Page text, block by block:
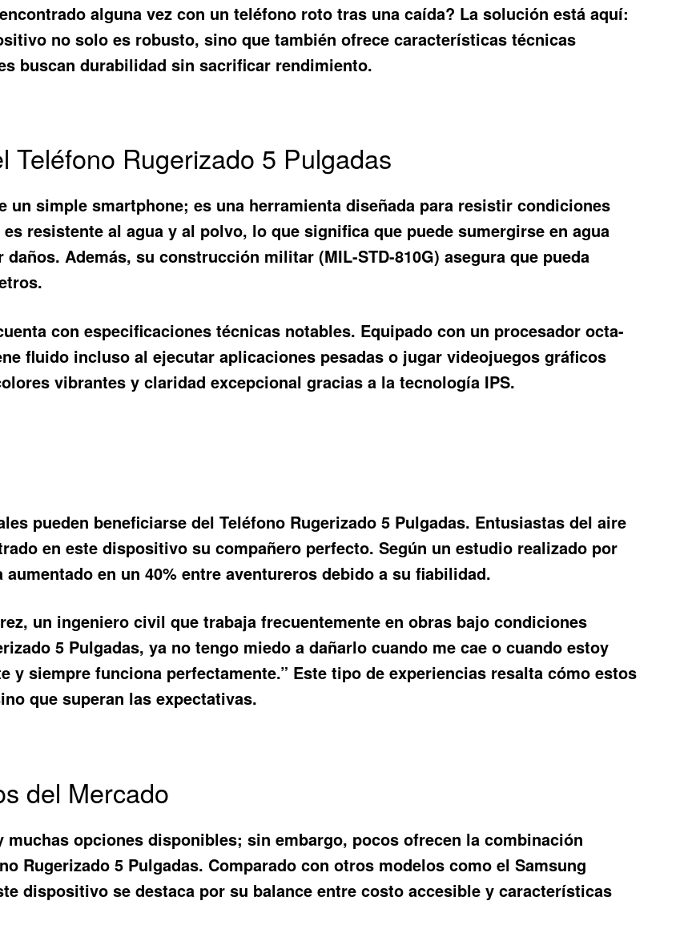
alguna vez con un teléfono roto tras una caída? La solución está aquí:
no solo es robusto, sino que también ofrece características técnicas
buscan durabilidad sin sacrificar rendimiento.
Rugerizado 5 Pulgadas
un simple smartphone; es una herramienta diseñada para resistir condiciones
resistente al agua y al polvo, lo que significa que puede sumergirse en agua
Además, su construcción militar (MIL-STD-810G) asegura que pueda
con especificaciones técnicas notables. Equipado con un procesador octa-
fluido incluso al ejecutar aplicaciones pesadas o jugar videojuegos gráficos
vibrantes y claridad excepcional gracias a la tecnología IPS.
pueden beneficiarse delTeléfono Rugerizado 5 Pulgadas. Entusiastas del aire
en este dispositivo su compañero perfecto. Según un estudio realizado por
en un 40% entre aventureros debido a su fiabilidad.
un ingeniero civil que trabaja frecuentemente en obras bajo condiciones
5 Pulgadas, ya no tengo miedo a dañarlo cuando me cae o cuando estoy
y siempre funciona perfectamente.” Este tipo de experiencias resalta cómo estos
que superan las expectativas.
del Mercado
opciones disponibles; sin embargo, pocos ofrecen la combinación
Rugerizado 5 Pulgadas. Comparado con otros modelos como el Samsung
dispositivo se destaca por su balance entre costo accesible y características